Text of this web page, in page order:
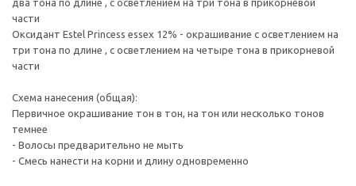
два тона по длине , с осветлением на три тона в прикорневой
части
Оксидант Estel Princess essex 12% - окрашивание с осветлением на
три тона по длине , с осветлением на четыре тона в прикорневой
части
Схема нанесения (общая):
Первичное окрашивание тон в тон, на тон или несколько тонов
темнее
- Волосы предварительно не мыть
- Смесь нанести на корни и длину одновременно